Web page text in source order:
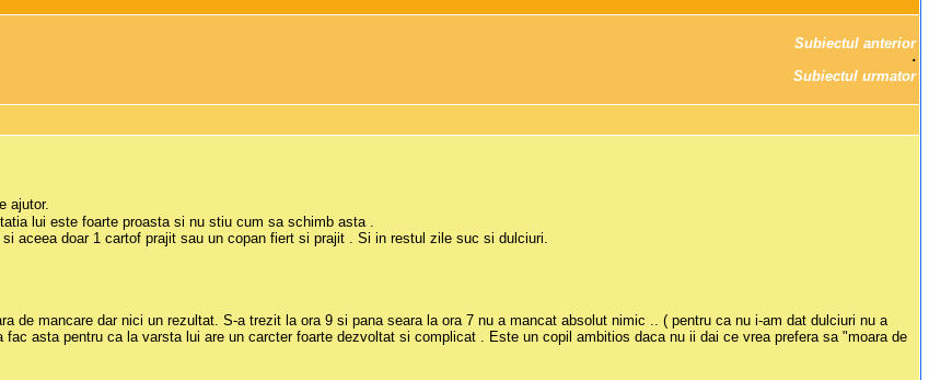
Subiectul anterior
Subiectul urmator
ajutor.
lui este foarte proasta si nu stiu cum sa schimb asta .
aceea doar 1 cartof prajit sau un copan fiert si prajit . Si in restul zile suc si dulciuri.
de mancare dar nici un rezultat. S-a trezit la ora 9 si pana seara la ora 7 nu a mancat absolut nimic .. ( pentru ca nu i-am dat dulciuri nu a
asta pentru ca la varsta lui are un carcter foarte dezvoltat si complicat . Este un copil ambitios daca nu ii dai ce vrea prefera sa "moara de